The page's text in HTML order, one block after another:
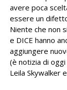
avere poca
essere un
Niente che non
e DICE hanno
aggiungere
(è notizia di
Leila Skywalker